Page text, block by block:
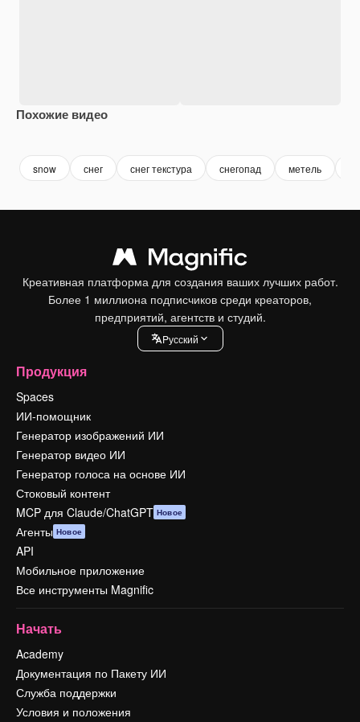
Похожие видео
snow снег снег текстура снегопад метель
Креативная платформа для создания ваших лучших работ.
Более 1 миллиона подписчиков среди креаторов,
предприятий, агентств и студий.
Pусский
Продукция
Spaces
ИИ-помощник
Генератор изображений ИИ
Генератор видео ИИ
Генератор голоса на основе ИИ
Стоковый контент
MCP для Claude/ChatGPT Новое
Агенты Новое
API
Мобильное приложение
Все инструменты Magnific
Начать
Academy
Документация по Пакету ИИ
Служба поддержки
Условия и положения